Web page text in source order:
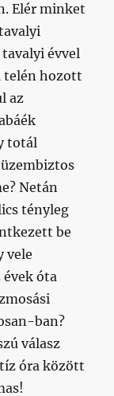
Elér minket
évvel
telén hozott
az
totál
Netán
tényleg
be
vele
évek óta
ban?
válasz
óra között